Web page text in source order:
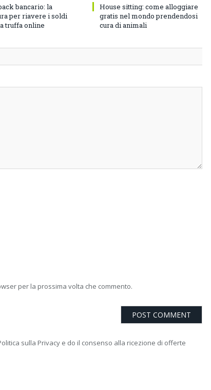
bancario: la
per riavere i soldi
truffa online
House sitting: come alloggiare
gratis nel mondo prendendosi
cura di animali
per la prossima volta che commento.
sulla Privacy e do il consenso alla ricezione di offerte